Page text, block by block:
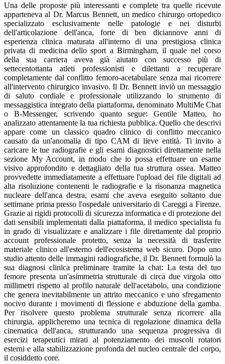
Una delle proposte più interessanti e complete tra quelle ricevute
apparteneva al Dr. Marcus Bennett, un medico chirurgo ortopedico
specializzato esclusivamente nelle patologie e nei disturbi
dell'articolazione dell'anca, forte di ben diciannove anni di
esperienza clinica maturata all'interno di una prestigiosa clinica
privata di medicina dello sport a Birmingham, il quale nel corso
della sua carriera aveva già aiutato con successo più di
settecentottanta atleti professionisti e dilettanti a recuperare
completamente dal conflitto femoro-acetabulare senza mai ricorrere
all'intervento chirurgico invasivo. Il Dr. Bennett inviò un messaggio
di saluto cordiale e professionale utilizzando lo strumento di
messaggistica integrato della piattaforma, denominato MultiMe Chat
o B-Messenger, scrivendo quanto segue: Gentile Matteo, ho
analizzato attentamente la tua richiesta pubblica. Quello che descrivi
appare come un classico quadro clinico di conflitto meccanico
causato da un'anomalia di tipo CAM di lieve entità. Ti invito a
caricare le tue radiografie e gli esami diagnostici direttamente nella
sezione My Account, in modo che io possa effettuare un esame
visivo approfondito e dettagliato della tua struttura ossea. Matteo
provvedette immediatamente a effettuare l'upload dei file digitali ad
alta risoluzione contenenti le radiografie e la risonanza magnetica
nucleare dell'anca destra, esami che aveva eseguito soltanto due
settimane prima presso l'ospedale universitario di Careggi a Firenze.
Grazie ai rigidi protocolli di sicurezza informatica e di protezione dei
dati sensibili implementati dalla piattaforma, il medico specialista fu
in grado di visualizzare e analizzare i file direttamente dal proprio
account professionale protetto, senza la necessità di trasferire
materiale clinico all'esterno dell'ecosistema web sicuro. Dopo uno
studio attento delle immagini radiografiche, il Dr. Bennett formulò la
sua diagnosi clinica preliminare tramite la chat: La testa del tuo
femore presenta un'asimmetria strutturale di circa due virgola otto
millimetri rispetto al profilo naturale dell'acetabolo, una condizione
che genera inevitabilmente un attrito meccanico e uno sfregamento
nocivo durante i movimenti di flessione e abduzione della gamba.
Per risolvere questo problema strutturale senza ricorrere alla
chirurgia, applicheremo una tecnica di regolazione dinamica della
cinematica dell'anca, strutturando una sequenza progressiva di
esercizi terapeutici mirati al potenziamento dei muscoli rotatori
esterni e alla stabilizzazione profonda del nucleo centrale del corpo,
il cosiddetto core.